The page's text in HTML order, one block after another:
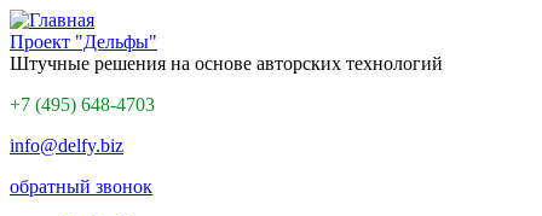
Проект "Дельфы"
Штучные решения на основе авторских технологий
+7 (495) 648-4703
info@delfy.biz
обратный звонок